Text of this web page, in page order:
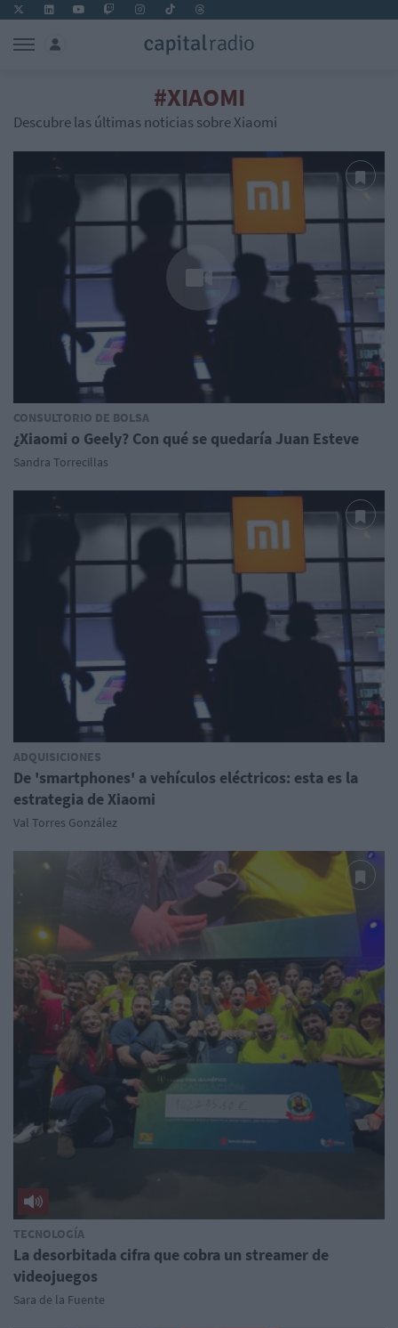
#XIAOMI
Descubre las últimas noticias sobre Xiaomi
CONSULTORIO DE BOLSA
¿Xiaomi o Geely? Con qué se quedaría Juan Esteve
Sandra Torrecillas
ADQUISICIONES
De 'smartphones' a vehículos eléctricos: esta es la
estrategia de Xiaomi
Val Torres González
TECNOLOGÍA
La desorbitada cifra que cobra un streamer de
videojuegos
Sara de la Fuente